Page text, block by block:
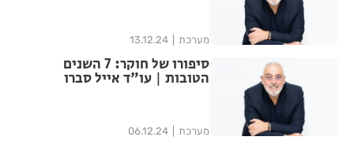
מערכת 13.12.24
סיפורו של חוקר: 7 השנים
הטובות | עו"ד אייל סברו
מערכת 06.12.24